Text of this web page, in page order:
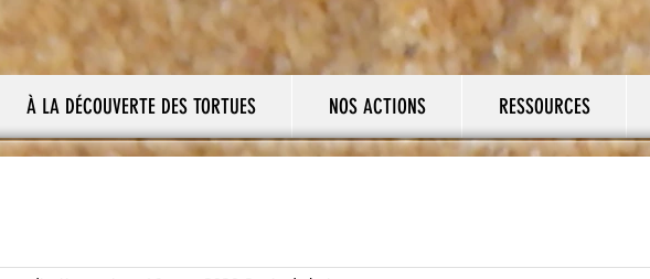
À LA DÉCOUVERTE DES TORTUES NOS ACTIONS RESSOURCES